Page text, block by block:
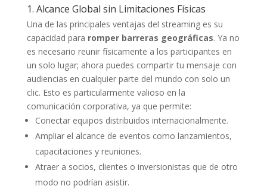
1. Alcance Global sin Limitaciones Físicas
Una de las principales ventajas del streaming es su
capacidad para romper barreras geográficas. Ya no
es necesario reunir físicamente a los participantes en
un solo lugar; ahora puedes compartir tu mensaje con
audiencias en cualquier parte del mundo con solo un
clic. Esto es particularmente valioso en la
comunicación corporativa, ya que permite:
Conectar equipos distribuidos internacionalmente.
Ampliar el alcance de eventos como lanzamientos,
capacitaciones y reuniones.
Atraer a socios, clientes o inversionistas que de otro
modo no podrían asistir.